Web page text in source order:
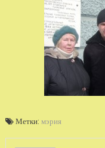
Метки: мэрия